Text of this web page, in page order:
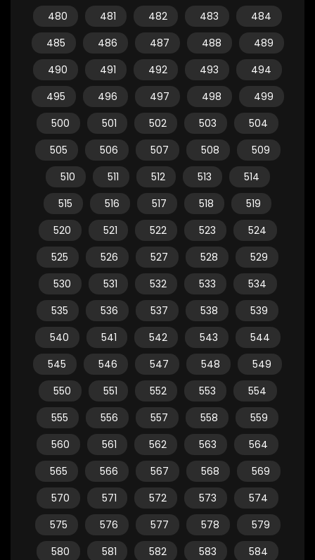
480 481 482 483
484
485
486 487 488
489
490
491 492 493
494
495
496 497 498
499
500
501 502 503
504
505
506 507 508
509
510
511 512 513
514
515
516 517 518
519
520
521 522 523
524
525
526 527 528
529
530
531 532 533
534
535
536 537 538
539
540
541 542 543
544
545
546 547 548
549
550
551 552 553
554
555
556 557 558
559
560
561 562 563
564
565
566 567 568
569
570
571 572 573
574
575
576 577 578
579
580
581 582 583
584